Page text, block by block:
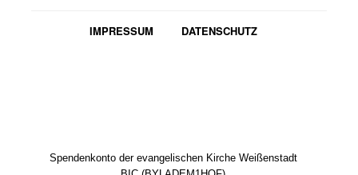
IMPRESSUM DATENSCHUTZ
Spendenkonto der evangelischen Kirche Weißenstadt